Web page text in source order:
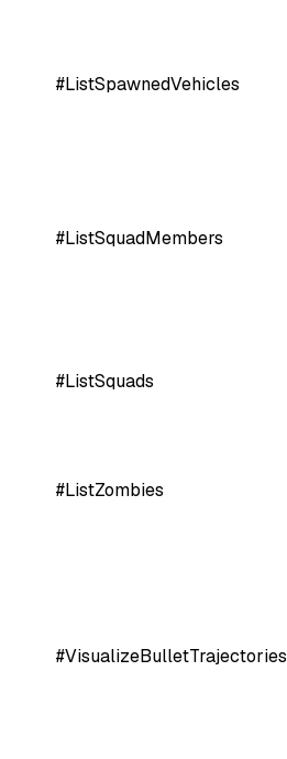
#ListSpawnedVehicles
#ListSquadMembers
#ListSquads
#ListZombies
#VisualizeBulletTrajectories